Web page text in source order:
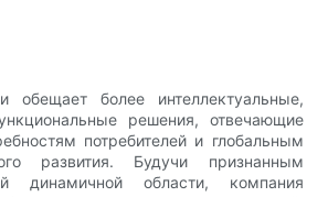
обещает более интеллектуальные,
решения, отвечающие
потребителей и глобальным
развития. Будучи признанным
динамичной области, компания